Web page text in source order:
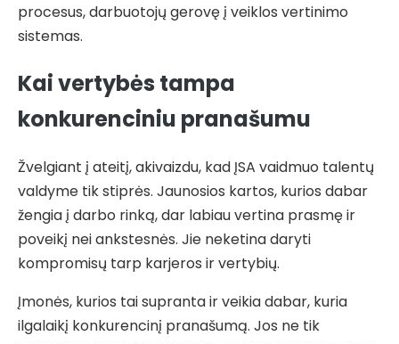
procesus, darbuotojų gerovę į veiklos vertinimo
sistemas.
Kai vertybės tampa
konkurenciniu pranašumu
Žvelgiant į ateitį, akivaizdu, kad ĮSA vaidmuo talentų
valdyme tik stiprės. Jaunosios kartos, kurios dabar
žengia į darbo rinką, dar labiau vertina prasmę ir
poveikį nei ankstesnės. Jie neketina daryti
kompromisų tarp karjeros ir vertybių.
Įmonės, kurios tai supranta ir veikia dabar, kuria
ilgalaikį konkurencinį pranašumą. Jos ne tik